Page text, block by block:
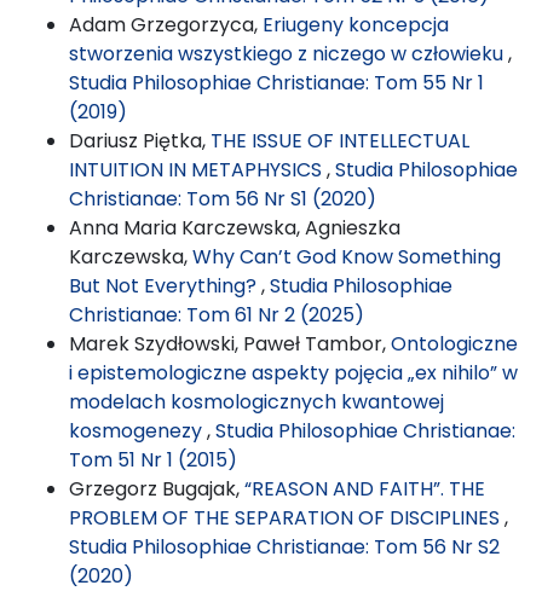
Adam Grzegorzyca, Eriugeny koncepcja
stworzenia wszystkiego z niczego w człowieku,
Studia Philosophiae Christianae: Tom 55 Nr 1
(2019)
Dariusz Piętka, THE ISSUE OF INTELLECTUAL
INTUITION IN METAPHYSICS ,Studia Philosophiae
Christianae: Tom 56 Nr S1 (2020)
Anna Maria Karczewska, Agnieszka
Karczewska,Why Can’t God Know Something
But Not Everything?,Studia Philosophiae
Christianae: Tom 61 Nr 2 (2025)
Marek Szydłowski, Paweł Tambor,Ontologiczne
i epistemologiczne aspekty pojęcia „ex nihilo” w
modelach kosmologicznych kwantowej
kosmogenezy,Studia Philosophiae Christianae:
Tom 51 Nr 1 (2015)
Grzegorz Bugajak,“REASON AND FAITH”. THE
PROBLEM OF THE SEPARATION OF DISCIPLINES ,
Studia Philosophiae Christianae: Tom 56 Nr S2
(2020)